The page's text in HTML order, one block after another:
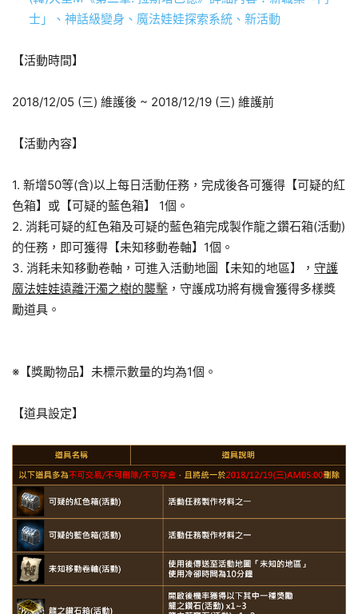
士」、神話級變身、魔法娃娃探索系統、新活動
【活動時間】
2018/12/05 (三) 維護後 ~ 2018/12/19 (三) 維護前
【活動內容】
1. 新增50等(含)以上每日活動任務，完成後各可獲得【可疑的紅
色箱】或【可疑的藍色箱】 1個。
2. 消耗可疑的紅色箱及可疑的藍色箱完成製作龍之鑽石箱(活動)
的任務，即可獲得【未知移動卷軸】1個。
3. 消耗未知移動卷軸，可進入活動地圖【未知的地區】， 守護
魔法娃娃遠離汙濁之樹的襲擊 ，守護成功將有機會獲得多樣獎
勵道具。
※【獎勵物品】未標示數量的均為1個。
【道具設定】